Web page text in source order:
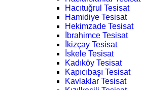
Hacıtuğrul Tesisat
Hamidiye Tesisat
Hekimzade Tesisat
İbrahimce Tesisat
İkizçay Tesisat
İskele Tesisat
Kadıköy Tesisat
Kapıcıbaşı Tesisat
Kavlaklar Tesisat